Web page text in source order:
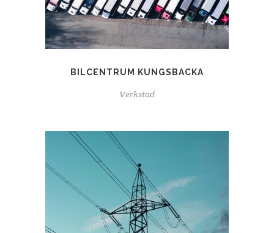
BILCENTRUM KUNGSBACKA
Verkstad